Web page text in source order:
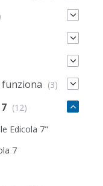
funziona (3)
(12)
Edicola 7"
7